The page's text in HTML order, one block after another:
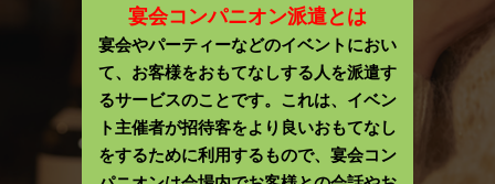
宴会コンパニオン派遣とは
宴会やパーティーなどのイベントにおい
て、お客様をおもてなしする人を派遣す
るサービスのことです。これは、イベン
ト主催者が招待客をより良いおもてなし
をするために利用するもので、宴会コン